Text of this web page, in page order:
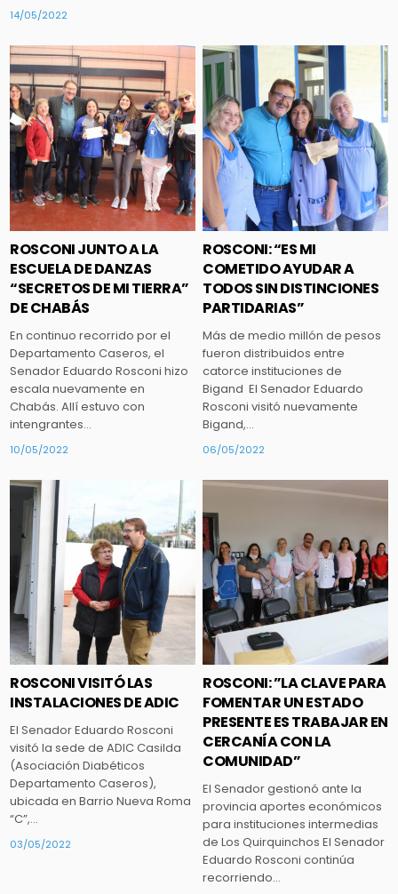
14/05/2022
Posted
in
ROSCONI JUNTO A LA
ESCUELA DE DANZAS
“SECRETOS DE MI TIERRA”
DE CHABÁS
En continuo recorrido por el
Departamento Caseros, el
Senador Eduardo Rosconi hizo
escala nuevamente en
Chabás. Allí estuvo con
intengrantes…
10/05/2022
Posted
in
ROSCONI: “ES MI
COMETIDO AYUDAR A
TODOS SIN DISTINCIONES
PARTIDARIAS”
Más de medio millón de pesos
fueron distribuidos entre
catorce instituciones de
Bigand El Senador Eduardo
Rosconi visitó nuevamente
Bigand,…
06/05/2022
Posted
ROSCONI VISITÓ LAS
INSTALACIONES DE ADIC
El Senador Eduardo Rosconi
visitó la sede de ADIC Casilda
(Asociación Diabéticos
Departamento Caseros),
ubicada en Barrio Nueva Roma
“C”,…
03/05/2022
Posted
in
ROSCONI: ”LA CLAVE PARA
FOMENTAR UN ESTADO
PRESENTE ES TRABAJAR EN
CERCANÍA CON LA
COMUNIDAD”
El Senador gestionó ante la
provincia aportes económicos
para instituciones intermedias
de Los Quirquinchos El Senador
Eduardo Rosconi continúa
recorriendo…